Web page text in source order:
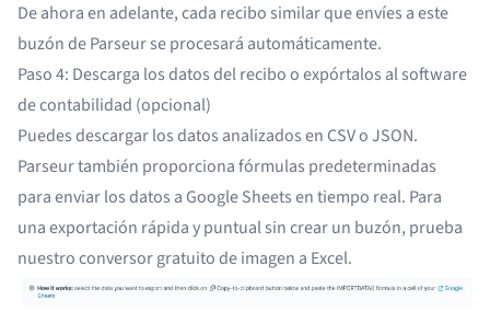
De ahora en adelante, cada recibo similar que envíes a este
buzón de Parseur se procesará automáticamente.
Paso 4: Descarga los datos del recibo o expórtalos al software
de contabilidad (opcional)
Puedes descargar los datos analizados en CSV o JSON.
Parseur también proporciona fórmulas predeterminadas
paraenviar los datos a Google Sheetsen tiempo real. Para
una exportación rápida y puntual sin crear un buzón, prueba
nuestroconversor gratuito de imagen a Excel.